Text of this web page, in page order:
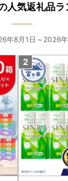
人気返礼品ラ
年8月1日～2026